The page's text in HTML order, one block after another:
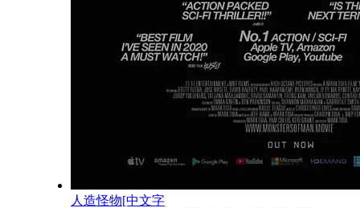
人造怪物[中文字